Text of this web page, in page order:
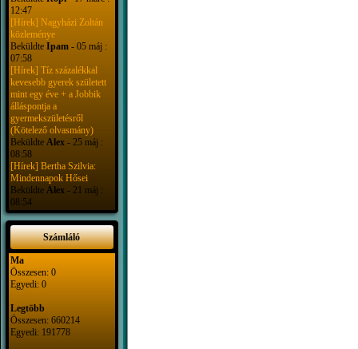
12:47
[Hírek] Nagyházi Zoltán
közleménye
Beküldte Ipam - 05 máj :
07:58
[Hírek] Tíz százalékkal
kevesebb gyerek született
mint egy éve + a Jobbik
álláspontja a
gyermekszületésről
(Kötelező olvasmány)
Beküldte Alex - 25 máj :
08:58
[Hírek] Bertha Szilvia:
Mindennapok Hősei
Beküldte Alex - 21 máj :
08:54
Számláló
Ma
Összesen: 0
Egyedi: 0
Legtöbb
Összesen: 660214
Egyedi: 191778